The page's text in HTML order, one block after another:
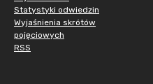
Statystyki odwiedzin
Wyjaśnienia skrótów
pojęciowych
RSS